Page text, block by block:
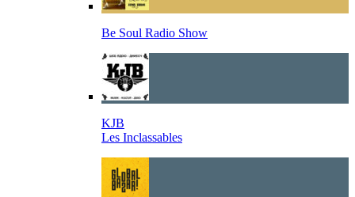
Be Soul Radio Show
KJB
Les Inclassables